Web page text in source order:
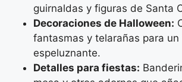
guirnaldas y figuras de Santa
Decoraciones de Halloween:
fantasmas y telarañas para un
espeluznante.
Detalles para fiestas: